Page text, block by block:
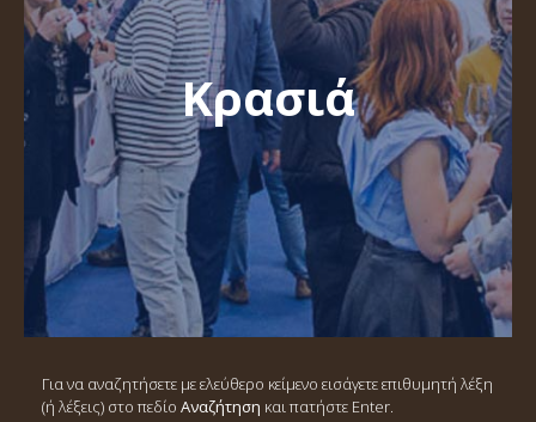
Κρασιά
Για να αναζητήσετε με ελεύθερο κείμενο εισάγετε επιθυμητή λέξη
(ή λέξεις) στο πεδίο Αναζήτηση και πατήστε Enter.